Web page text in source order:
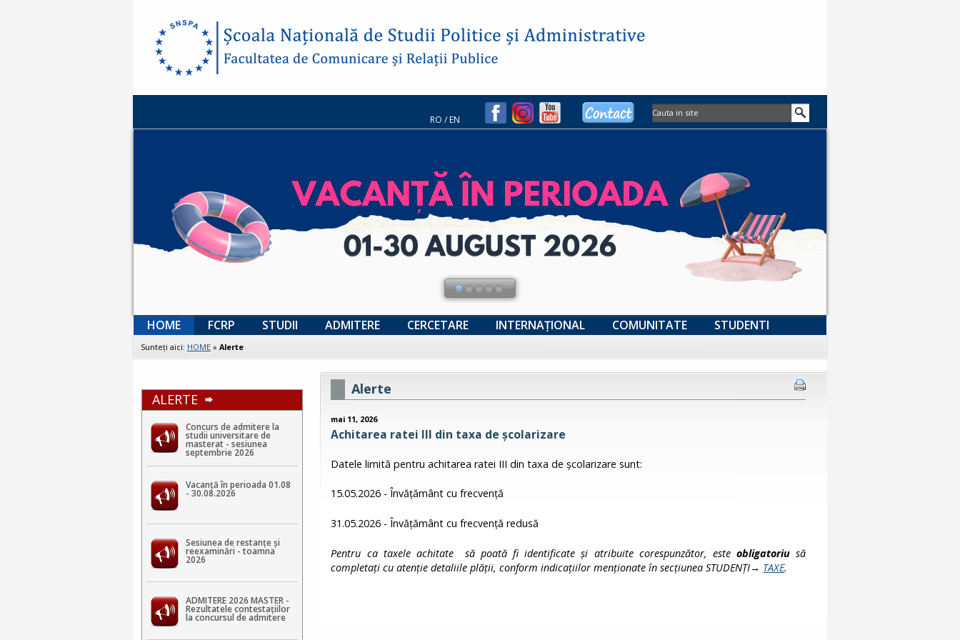
RO /EN
HOME FCRP STUDII ADMITERE CERCETARE INTERNAȚIONAL COMUNITATE STUDENTI
Sunteţi aici: HOME» Alerte
ALERTE
Concurs de admitere la
studii universitare de
masterat - sesiunea
septembrie 2026
Vacanță în perioada 01.08
- 30.08.2026
Sesiunea de restanțe și
reexaminări - toamna
2026
ADMITERE 2026 MASTER -
Rezultatele contestaţiilor
la concursul de admitere
Alerte
mai 11, 2026
Achitarea ratei III din taxa de școlarizare
Datele limită pentru achitarea ratei III din taxa de școlarizare sunt:
15.05.2026 - Învățământ cu frecvență
31.05.2026 - Învățământ cu frecvență redusă
Pentru ca taxele achitate să poată fi identificate și atribuite corespunzător, este obligatoriusă
completați cu atenție detaliile plății, conform indicațiilor menționate în secțiunea STUDENȚI→ TAXE.